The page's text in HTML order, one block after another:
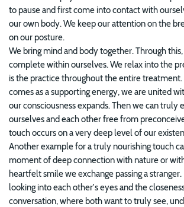
to pause and first come into contact with
our own body. We keep our attention on the
on our posture.
We bring mind and body together. Through
complete within ourselves. We relax into the
is the practice throughout the entire
comes as a supporting energy, we are united
our consciousness expands. Then we can truly
ourselves and each other free from
touch occurs on a very deep level of our
Another example for a truly nourishing touch
moment of deep connection with nature or
heartfelt smile we exchange passing a
looking into each other's eyes and the
conversation, where both want to truly see,